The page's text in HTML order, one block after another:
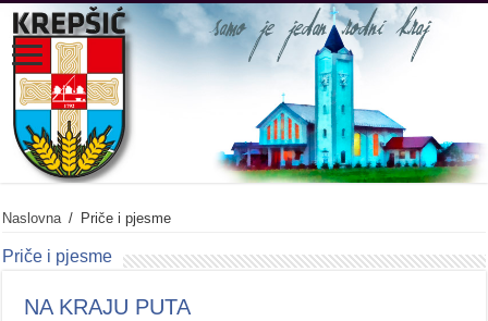
Naslovna / Priče i pjesme
Priče i pjesme
NA KRAJU PUTA